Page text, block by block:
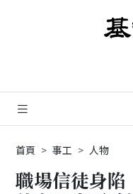
首頁 事工 人物
職場信徒身